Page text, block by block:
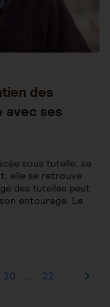
des
avec ses
sous tutelle, se
elle se retrouve
des tutelles peut
entourage. Le
20 … 22